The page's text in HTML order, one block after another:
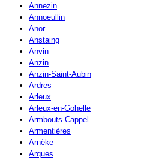
Annezin
Annoeullin
Anor
Anstaing
Anvin
Anzin
Anzin-Saint-Aubin
Ardres
Arleux
Arleux-en-Gohelle
Armbouts-Cappel
Armentières
Arnèke
Arques